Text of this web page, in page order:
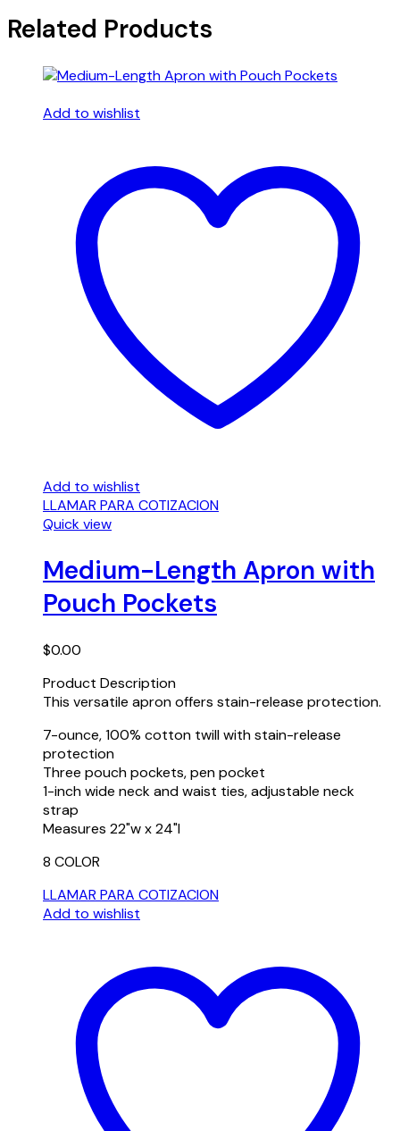
Related Products
Add to wishlist
Add to wishlist
LLAMAR PARA COTIZACION
Quick view
Medium-Length Apron with
Pouch Pockets
$0.00
Product Description
This versatile apron offers stain-release protection.
7-ounce, 100% cotton twill with stain-release
protection
Three pouch pockets, pen pocket
1-inch wide neck and waist ties, adjustable neck
strap
Measures 22"w x 24"l
8 COLOR
LLAMAR PARA COTIZACION
Add to wishlist